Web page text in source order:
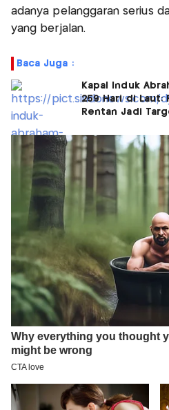
adanya pelanggaran serius
yang berjalan.
Baca Juga :
Kapal Induk
259 Hari di Laut:
Rentan Jadi